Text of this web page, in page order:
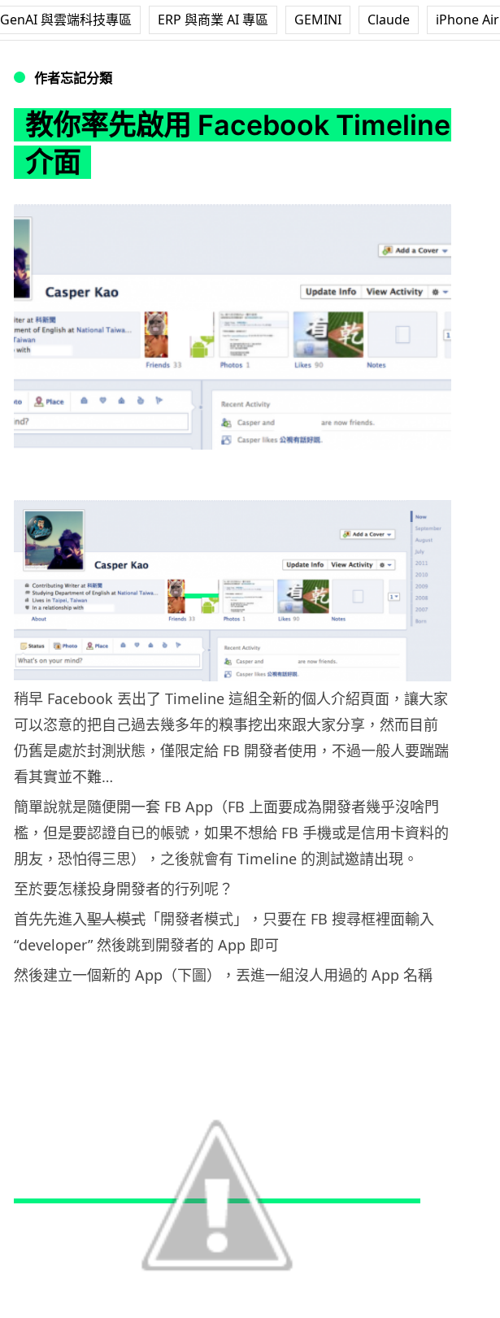
GenAI 與雲端科技專區 ERP 與商業 AI 專區 GEMINI Claude iPhone Air
作者忘記分類
教你率先啟用 Facebook Timeline
介面
稍早 Facebook 丟出了 Timeline 這組全新的個人介紹頁面，讓大家
可以恣意的把自己過去幾多年的糗事挖出來跟大家分享，然而目前
仍舊是處於封測狀態，僅限定給 FB 開發者使用，不過一般人要踹踹
看其實並不難…
簡單說就是隨便開一套 FB App（FB 上面要成為開發者幾乎沒啥門
檻，但是要認證自已的帳號，如果不想給 FB 手機或是信用卡資料的
朋友，恐怕得三思），之後就會有 Timeline 的測試邀請出現。
至於要怎樣投身開發者的行列呢？
首先先進入聖人模式 「開發者模式」，只要在 FB 搜尋框裡面輸入
“developer” 然後跳到開發者的 App 即可
然後建立一個新的 App（下圖），丟進一組沒人用過的 App 名稱